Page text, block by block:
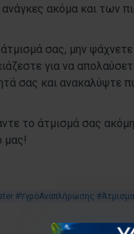
ακόμα και των
σας, μην
για να
σας και ανακαλύψτε
το άτμισμά σας
μας!
#ΥγρόΑναπλήρωσης